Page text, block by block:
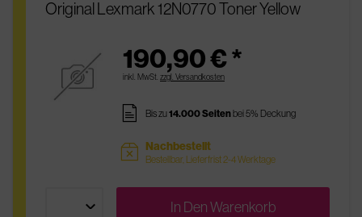
Original Lexmark 12N0770 Toner Yellow
190,90 € *
inkl. MwSt. zzgl. Versandkosten
pages Bis zu14.000 Seitenbei 5% Deckung
sold Nachbestellt
Bestellbar, Lieferfrist 2-4 Werktage
In DenWarenkorb